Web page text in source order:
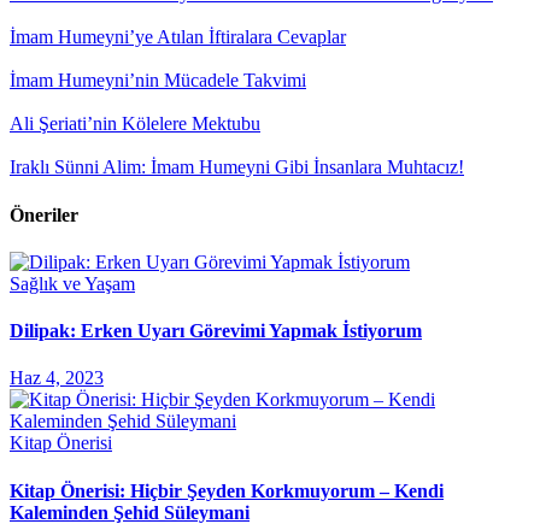
İmam Humeyni’ye Atılan İftiralara Cevaplar
İmam Humeyni’nin Mücadele Takvimi
Ali Şeriati’nin Kölelere Mektubu
Iraklı Sünni Alim: İmam Humeyni Gibi İnsanlara Muhtacız!
Öneriler
Sağlık ve Yaşam
Dilipak: Erken Uyarı Görevimi Yapmak İstiyorum
Haz 4, 2023
Kitap Önerisi
Kitap Önerisi: Hiçbir Şeyden Korkmuyorum – Kendi
Kaleminden Şehid Süleymani